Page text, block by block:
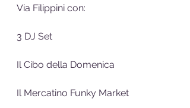
Via Filippini con:
3 DJ Set
Il Cibo della Domenica
Il Mercatino Funky Market